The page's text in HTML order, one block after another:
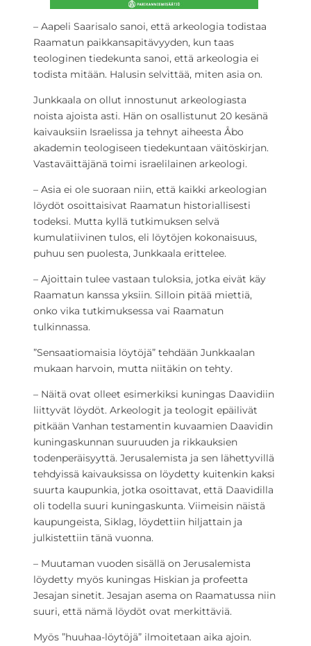
– Aapeli Saarisalo sanoi, että arkeologia todistaa
Raamatun paikkansapitävyyden, kun taas
teologinen tiedekunta sanoi, että arkeologia ei
todista mitään. Halusin selvittää, miten asia on.
Junkkaala on ollut innostunut arkeologiasta
noista ajoista asti. Hän on osallistunut 20 kesänä
kaivauksiin Israelissa ja tehnyt aiheesta Åbo
akademin teologiseen tiedekuntaan väitöskirjan.
Vastaväittäjänä toimi israelilainen arkeologi.
– Asia ei ole suoraan niin, että kaikki arkeologian
löydöt osoittaisivat Raamatun historiallisesti
todeksi. Mutta kyllä tutkimuksen selvä
kumulatiivinen tulos, eli löytöjen kokonaisuus,
puhuu sen puolesta, Junkkaala erittelee.
– Ajoittain tulee vastaan tuloksia, jotka eivät käy
Raamatun kanssa yksiin. Silloin pitää miettiä,
onko vika tutkimuksessa vai Raamatun
tulkinnassa.
”Sensaatiomaisia löytöjä” tehdään Junkkaalan
mukaan harvoin, mutta niitäkin on tehty.
– Näitä ovat olleet esimerkiksi kuningas Daavidiin
liittyvät löydöt. Arkeologit ja teologit epäilivät
pitkään Vanhan testamentin kuvaamien Daavidin
kuningaskunnan suuruuden ja rikkauksien
todenperäisyyttä. Jerusalemista ja sen lähettyvillä
tehdyissä kaivauksissa on löydetty kuitenkin kaksi
suurta kaupunkia, jotka osoittavat, että Daavidilla
oli todella suuri kuningaskunta. Viimeisin näistä
kaupungeista, Siklag, löydettiin hiljattain ja
julkistettiin tänä vuonna.
– Muutaman vuoden sisällä on Jerusalemista
löydetty myös kuningas Hiskian ja profeetta
Jesajan sinetit. Jesajan asema on Raamatussa niin
suuri, että nämä löydöt ovat merkittäviä.
Myös ”huuhaa-löytöjä” ilmoitetaan aika ajoin.